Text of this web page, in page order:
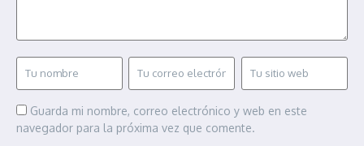
Guarda mi nombre, correo electrónico y web en este
navegador para la próxima vez que comente.